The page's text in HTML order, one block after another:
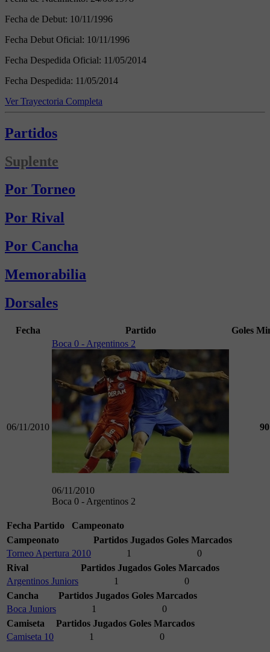
Fecha de Debut: 10/11/1996
Fecha Debut Oficial: 10/11/1996
Fecha Despedida Oficial: 11/05/2014
Fecha Despedida: 11/05/2014
Ver Trayectoria Completa
Partidos
Suplente
Por Torneo
Por Rival
Por Cancha
Memorabilia
Dorsales
Fecha Partido Goles
06/11/2010
Boca 0 - Argentinos 2
06/11/2010
Boca 0 - Argentinos 2
90
Fecha Partido
Campeonato
Campeonato
Partidos Jugados Goles Marcados
Torneo Apertura 2010
1
0
Rival
Partidos Jugados Goles Marcados
Argentinos Juniors
1
0
Cancha
Partidos Jugados Goles Marcados
Boca Juniors
1
0
Camiseta
Partidos Jugados Goles Marcados
Camiseta 10
1 0